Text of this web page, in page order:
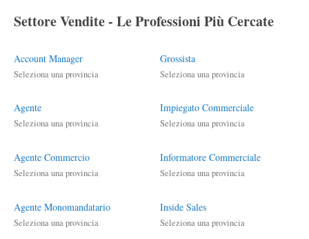
Settore Vendite - Le Professioni Più Cercate
Account Manager
Seleziona una provincia
Agente
Seleziona una provincia
Agente Commercio
Seleziona una provincia
Agente Monomandatario
Seleziona una provincia
Grossista
Seleziona una provincia
Impiegato Commerciale
Seleziona una provincia
Informatore Commerciale
Seleziona una provincia
Inside Sales
Seleziona una provincia